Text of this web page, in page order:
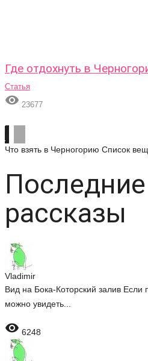
Где отдохнуть в
Статья
 23677
Что взять в Черногорию Список
Последние
рассказы
Vladimir
Вид на Бока-Которский залив Если
можно увидеть...
 6248